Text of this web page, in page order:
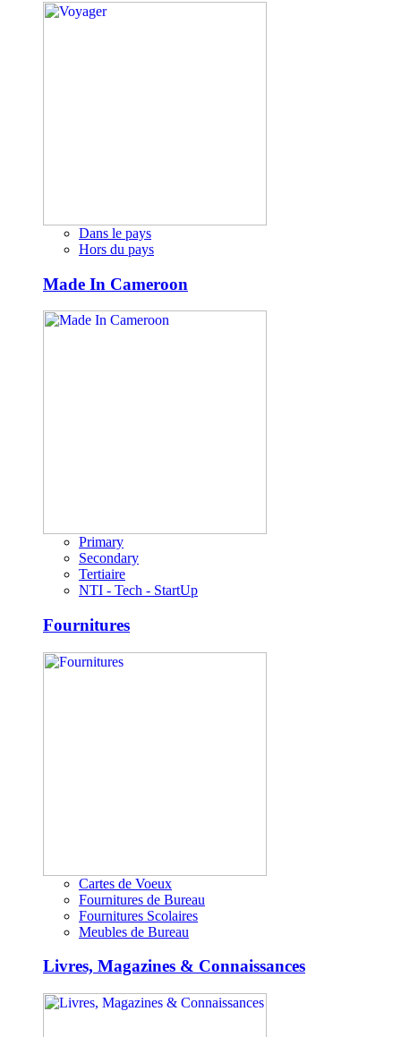
Dans le pays
Hors du pays
Made In Cameroon
Primary
Secondary
Tertiaire
NTI - Tech - StartUp
Fournitures
Cartes de Voeux
Fournitures de Bureau
Fournitures Scolaires
Meubles de Bureau
Livres, Magazines & Connaissances